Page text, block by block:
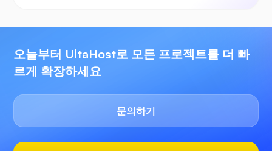
오늘부터 UltaHost로 모든 프로젝트를 더 빠
르게 확장하세요
문의하기